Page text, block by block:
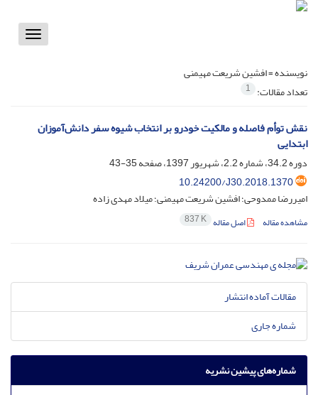
Toggle
نویسنده =افشین شریعت مهیمنی
تعداد مقالات: 1
نقش توأم فاصله و مالکیت خودرو بر انتخاب شیوه سفر دانش‌آموزان
ابتدایی
دوره 34.2، شماره 2.2، شهریور 1397، صفحه
35-43
10.24200/J30.2018.1370
امیررضا ممدوحی؛ افشین شریعت مهیمنی؛ میلاد مهدی زاده
مشاهده مقاله اصل مقاله 837 K
مقالات آماده انتشار
شماره جاری
شماره‌های پیشین نشریه